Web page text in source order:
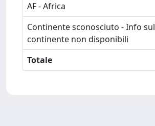
AF - Africa
Continente sconosciuto - Info sul
continente non disponibili
Totale